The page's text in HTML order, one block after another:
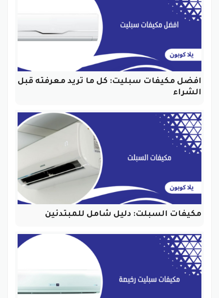
افضل مكيفات سبليت: كل ما تريد معرفته قبل
الشراء
مكيفات السبلت: دليل شامل للمبتدئين